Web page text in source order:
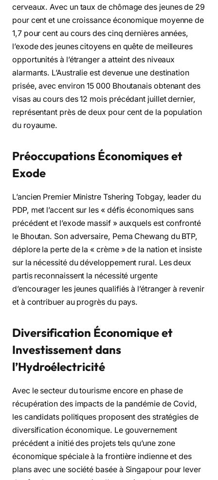
cerveaux. Avec un taux de chômage des jeunes de 29
pour cent et une croissance économique moyenne de
1,7 pour cent au cours des cinq dernières années,
l’exode des jeunes citoyens en quête de meilleures
opportunités à l’étranger a atteint des niveaux
alarmants. L’Australie est devenue une destination
prisée, avec environ 15 000 Bhoutanais obtenant des
visas au cours des 12 mois précédant juillet dernier,
représentant près de deux pour cent de la population
du royaume.
Préoccupations Économiques et
Exode
L’ancien Premier Ministre Tshering Tobgay, leader du
PDP, met l’accent sur les « défis économiques sans
précédent et l’exode massif » auxquels est confronté
le Bhoutan. Son adversaire, Pema Chewang du BTP,
déplore la perte de la « crème » de la nation et insiste
sur la nécessité du développement rural. Les deux
partis reconnaissent la nécessité urgente
d’encourager les jeunes qualifiés à l’étranger à revenir
et à contribuer au progrès du pays.
Diversification Économique et
Investissement dans
l’Hydroélectricité
Avec le secteur du tourisme encore en phase de
récupération des impacts de la pandémie de Covid,
les candidats politiques proposent des stratégies de
diversification économique. Le gouvernement
précédent a initié des projets tels qu’une zone
économique spéciale à la frontière indienne et des
plans avec une société basée à Singapour pour lever